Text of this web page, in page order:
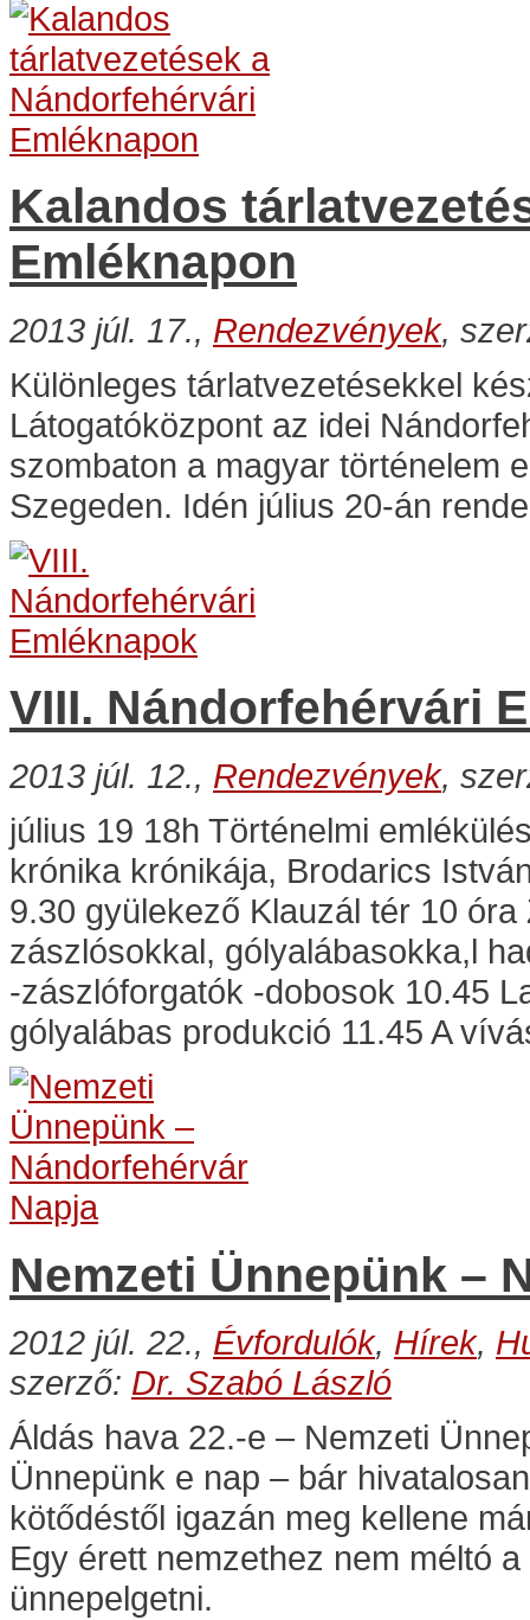
Kalandos
Emléknapon
2013 júl. 17., Rendezvények,
Különleges tárlatvezetésekkel
Látogatóközpont az idei
szombaton a magyar történelem
Szegeden. Idén július 20-án
VIII. Nándorfehérvári
2013 júl. 12., Rendezvények,
július 19 18h Történelmi
krónika krónikája, Brodarics
9.30 gyülekező Klauzál tér 10
zászlósokkal, gólyalábasokka,l
-zászlóforgatók -dobosok 10.45
gólyalábas produkció 11.45 A
Nemzeti Ünnepünk –
2012 júl. 22., Évfordulók, Hírek,
szerző: Dr. Szabó László
Áldás hava 22.-e – Nemzeti
Ünnepünk e nap – bár
kötődéstől igazán meg kellene
Egy érett nemzethez nem méltó
ünnepelgetni.